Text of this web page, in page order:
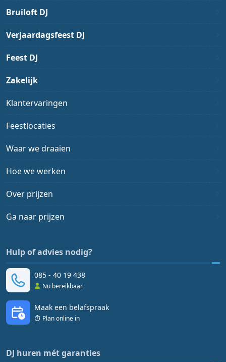
Bruiloft DJ
Verjaardagsfeest DJ
Feest DJ
Zakelijk
Klantervaringen
Feestlocaties
Waar we draaien
Hoe we werken
Over prijzen
Ga naar prijzen
Hulp of advies nodig?
085 - 40 19 438
Nu bereikbaar
Maak een belafspraak
Plan online in
DJ huren mét garanties